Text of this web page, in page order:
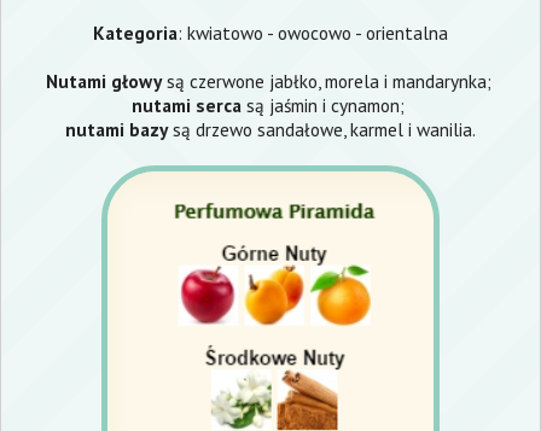
Kategoria: kwiatowo - owocowo - orientalna
Nutami głowysą czerwone jabłko, morela i mandarynka;
nutami serca są jaśmin i cynamon;
nutami bazysą drzewo sandałowe, karmel i wanilia.